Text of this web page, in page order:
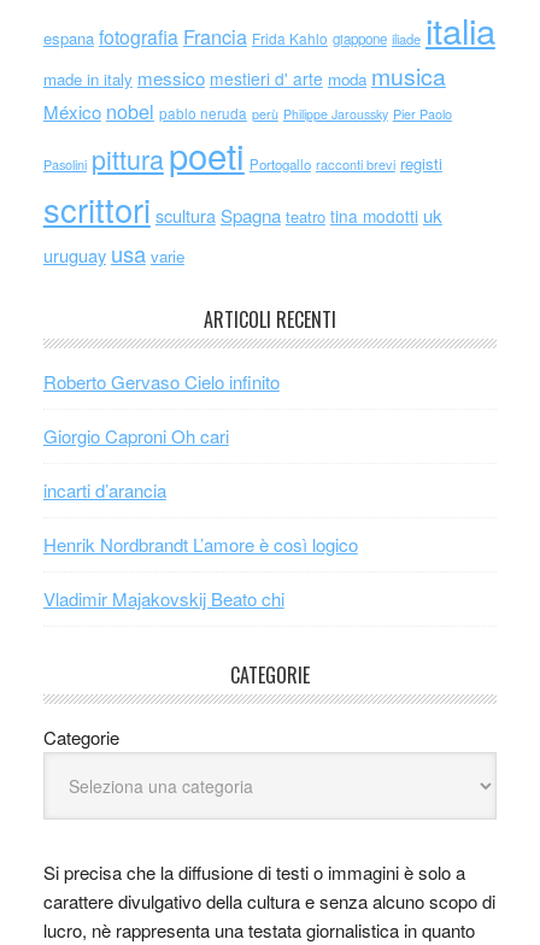
espana fotografia Francia Frida Kahlo giappone iliade italia
made in italy messico mestieri d' arte moda musica
México nobel pablo neruda perù Philippe Jaroussky Pier Paolo
Pasolini pitturapoeti Portogallo racconti brevi registi
scrittori scultura Spagna teatro tina modotti uk
uruguay usa varie
ARTICOLI RECENTI
Roberto Gervaso Cielo infinito
Giorgio Caproni Oh cari
incarti d’arancia
Henrik Nordbrandt L’amore è così logico
Vladimir Majakovskij Beato chi
CATEGORIE
Categorie
Si precisa che la diffusione di testi o immagini è solo a
carattere divulgativo della cultura e senza alcuno scopo di
lucro, nè rappresenta una testata giornalistica in quanto